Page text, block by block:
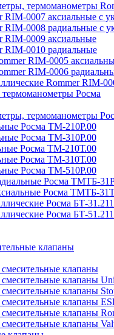
термоманометры
0007 аксиальные с
0008 радиальные с
0009 аксиальные
0010 радиальные
RIM-0005
RIM-0006
Rommer RIM-
Росма
термоманометры
Росма ТМ-210P.00
Росма ТМ-310P.00
Росма ТМ-210Т.00
Росма ТМ-310Т.00
Росма ТМ-510P.00
Росма ТМТБ-
Росма ТМТБ-
Росма БТ-
Росма БТ-
клапаны
клапаны
клапаны
клапаны
клапаны
клапаны
клапаны